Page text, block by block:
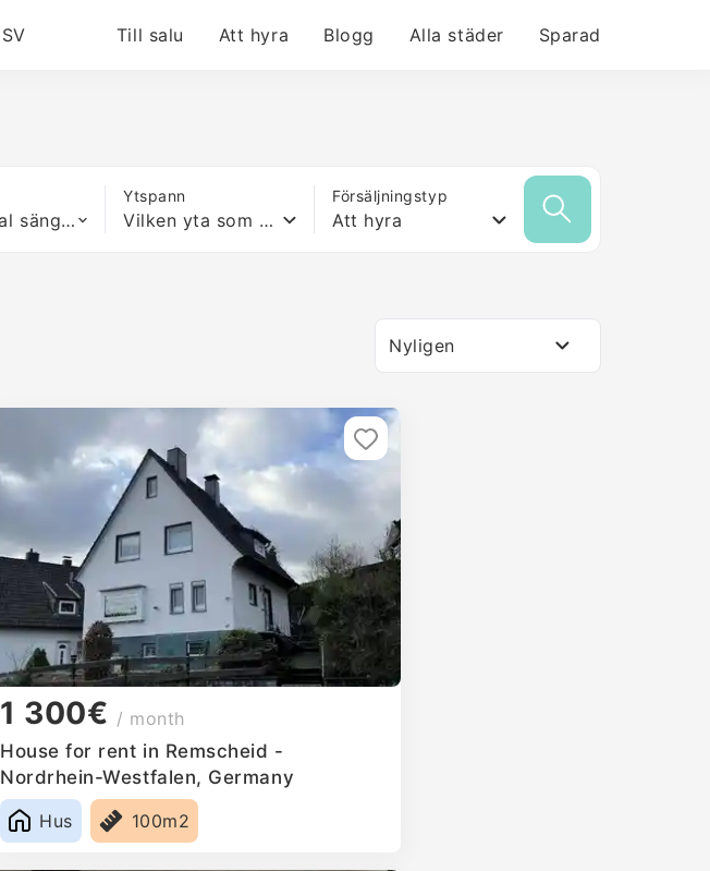
SV Till salu Att hyra Blogg Alla städer Sparad
Vilket antal sängar som helst
Ytspann
Vilken yta som helst
Försäljningstyp
Att hyra
Nyligen
1 300€ / month
House for rent in Remscheid -
Nordrhein-Westfalen, Germany
Hus
100m2